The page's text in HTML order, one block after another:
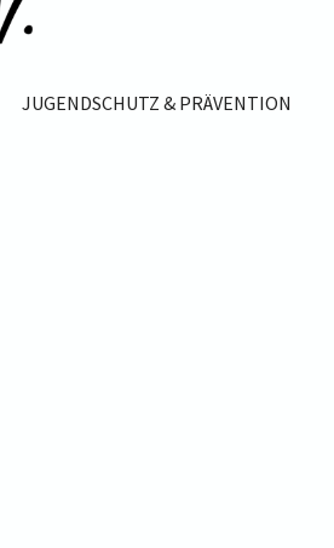
JUGENDSCHUTZ & PRÄVENTION